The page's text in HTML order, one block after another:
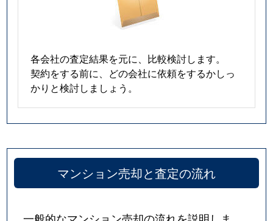
各会社の査定結果を元に、比較検討します。
契約をする前に、どの会社に依頼をするかしっ
かりと検討しましょう。
マンション売却と査定の流れ
一般的なマンション売却の流れを説明しま